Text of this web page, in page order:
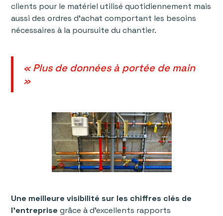
clients pour le matériel utilisé quotidiennement mais
aussi des ordres d’achat comportant les besoins
nécessaires à la poursuite du chantier.
« Plus de données à portée de main
»
Une meilleure visibilité sur les chiffres clés de
l'entreprise grâce à d’excellents rapports